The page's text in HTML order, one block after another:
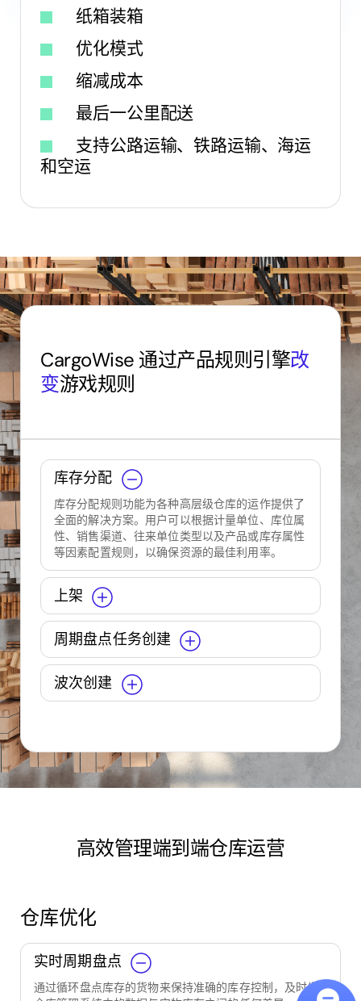
纸箱装箱
优化模式
缩减成本
最后一公里配送
支持公路运输、铁路运输、海运
和空运
CargoWise 通过产品规则引擎改
变游戏规则
库存分配
库存分配规则功能为各种高层级仓库的运作提供了
全面的解决方案。用户可以根据计量单位、库位属
性、销售渠道、往来单位类型以及产品或库存属性
等因素配置规则，以确保资源的最佳利用率。
上架
周期盘点任务创建
波次创建
高效管理端到端仓库运营
仓库优化
实时周期盘点
通过循环盘点库存的货物来保持准确的库存控制，及时发现